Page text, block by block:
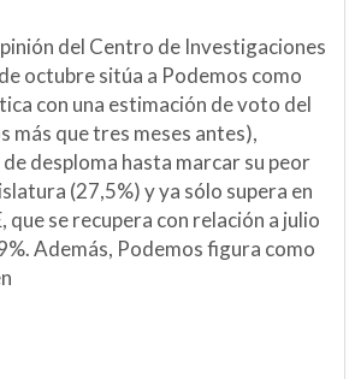
del Centro de Investigaciones
octubre sitúa a Podemos como
con una estimación de voto del
más que tres meses antes),
desploma hasta marcar su peor
(27,5%) y ya sólo supera en
que se recupera con relación a julio
Además, Podemos figura como